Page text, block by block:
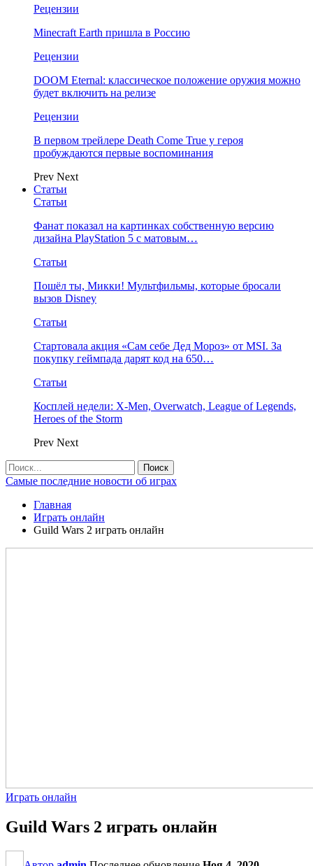
Рецензии
Minecraft Earth пришла в Россию
Рецензии
DOOM Eternal: классическое положение оружия можно
будет включить на релизе
Рецензии
В первом трейлере Death Come True у героя
пробуждаются первые воспоминания
Prev Next
Статьи
Статьи
Фанат показал на картинках собственную версию
дизайна PlayStation 5 с матовым…
Статьи
Пошёл ты, Микки! Мультфильмы, которые бросали
вызов Disney
Статьи
Стартовала акция «Сам себе Дед Мороз» от MSI. За
покупку геймпада дарят код на 650…
Статьи
Косплей недели: X-Men, Overwatch, League of Legends,
Heroes of the Storm
Prev Next
Самые последние новости об играх
Главная
Играть онлайн
Guild Wars 2 играть онлайн
Играть онлайн
Guild Wars 2 играть онлайн